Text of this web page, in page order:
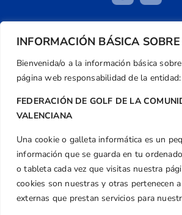
INFORMACIÓN BÁSICA
Bienvenida/o a la información básica
página web responsabilidad de la entidad:
FEDERACIÓN DE GOLF DE LA
VALENCIANA
Una cookie o galleta informática es un
información que se guarda en tu
o tableta cada vez que visitas nuestra
cookies son nuestras y otras pertenecen
externas que prestan servicios para
Dirección
Centre de L´Esport, Carrer
Caballero, Nº 5, Despachos
Valencia
Teléfono
Email
Aviso Legal
Política de